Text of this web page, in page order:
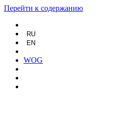
Перейти к содержанию
RU
EN
WOG